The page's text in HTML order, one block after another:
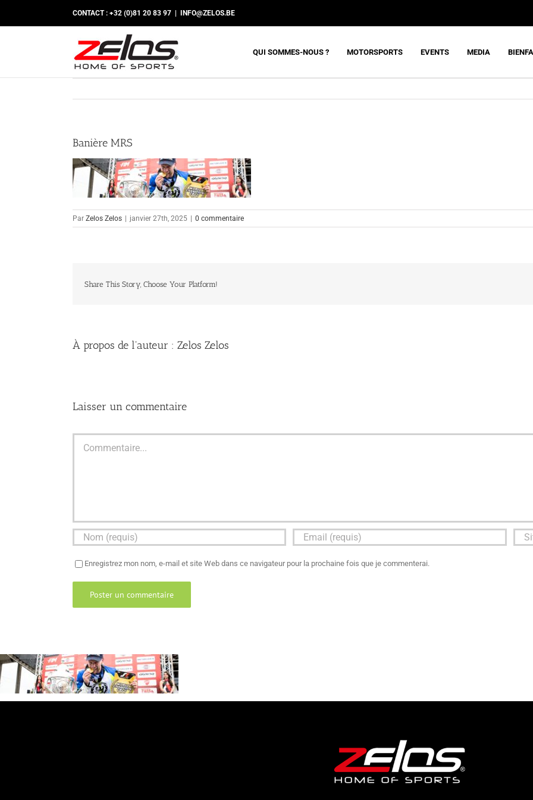
contenu
CONTACT : +32 (0)81 20 83 97 INFO@ZELOS.BE
QUI SOMMES-NOUS ? MOTORSPORTS EVENTS MEDIA
Banière MRS
Par Zelos Zelos janvier 27th, 2025 0 commentaire
Share This Story, Choose Your Platform!
À propos de l'auteur : Zelos Zelos
Laisser un commentaire
Enregistrez mon nom, e-mail et site Web dans ce navigateur pour la prochaine fois que je commenterai.